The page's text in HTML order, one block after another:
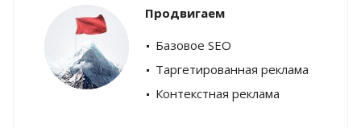
Продвигаем
Базовое SEO
Таргетированная реклама
Контекстная реклама